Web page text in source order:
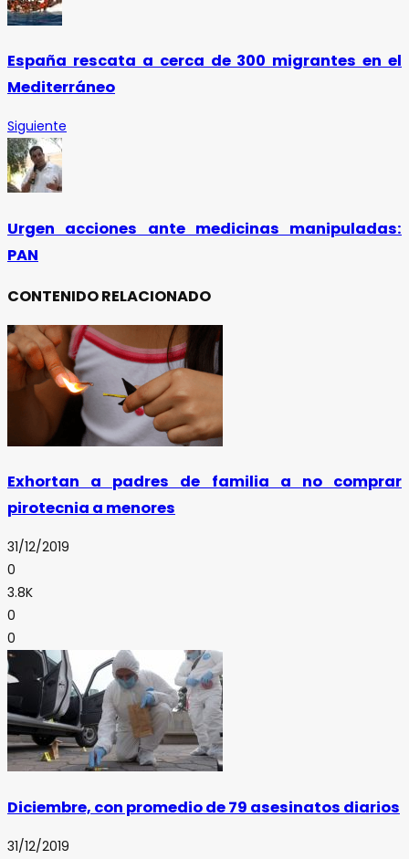
España rescata a cerca de 300 migrantes en el
Mediterráneo
Siguiente
Urgen acciones ante medicinas manipuladas:
PAN
CONTENIDO RELACIONADO
Exhortan a padres de familia a no comprar
pirotecnia a menores
31/12/2019
0
3.8K
0
0
Diciembre, con promedio de 79 asesinatos diarios
31/12/2019